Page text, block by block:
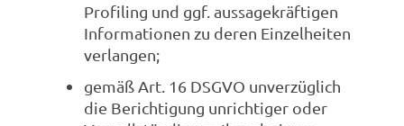
Profiling und ggf. aussagekräftigen
Informationen zu deren Einzelheiten
verlangen;
gemäß Art. 16 DSGVO unverzüglich
die Berichtigung unrichtiger oder